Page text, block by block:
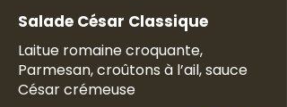
Salade César Classique
Laitue romaine croquante,
Parmesan, croûtons à l’ail, sauce
César crémeuse